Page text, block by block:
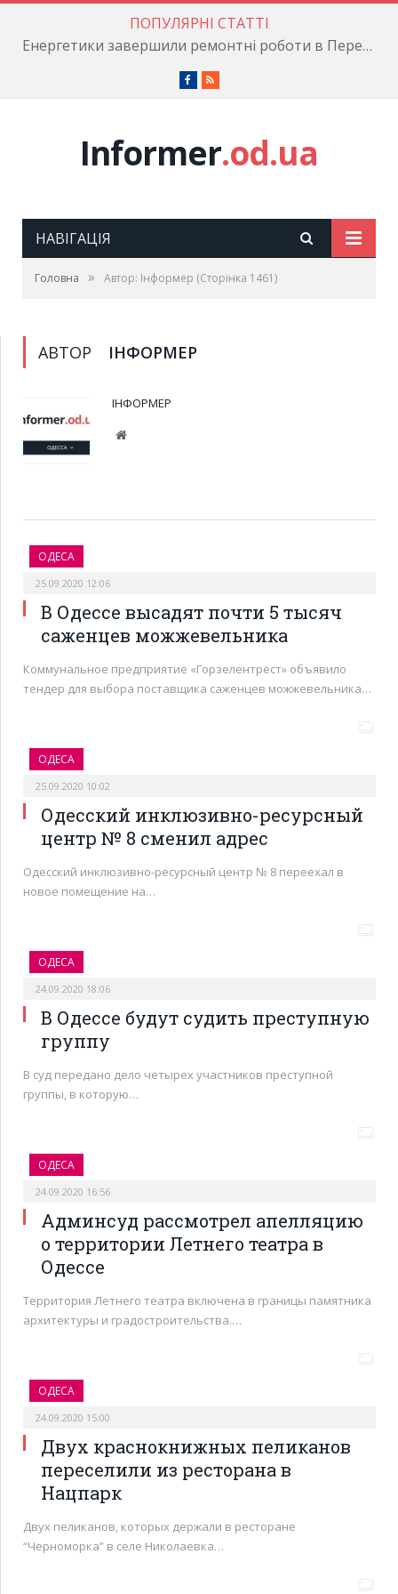
ПОПУЛЯРНІ СТАТТІ
Енергетики завершили ремонтні роботи в Пересипському районі
Facebook
RSS
Informer.od.ua
НАВІГАЦІЯ
Головна » Автор: Інформер (Сторінка 1461)
АВТОР ІНФОРМЕР
ІНФОРМЕР
Веб-
ОДЕСА
25.09.2020 12:06
В Одессе высадят почти 5 тысяч
саженцев можжевельника
Коммунальное предприятие «Горзелентрест» объявило
тендер для выбора поставщика саженцев можжевельника…
ОДЕСА
25.09.2020 10:02
Одесский инклюзивно-ресурсный
центр № 8 сменил адрес
Одесский инклюзивно-ресурсный центр № 8 переехал в
новое помещение на…
ОДЕСА
24.09.2020 18:06
В Одессе будут судить преступную
группу
В суд передано дело четырех участников преступной
группы, в которую…
ОДЕСА
24.09.2020 16:56
Админсуд рассмотрел апелляцию
о территории Летнего театра в
Одессе
Территория Летнего театра включена в границы памятника
архитектуры и градостроительства.…
ОДЕСА
24.09.2020 15:00
Двух краснокнижных пеликанов
переселили из ресторана в
Нацпарк
Двух пеликанов, которых держали в ресторане
“Черноморка” в селе Николаевка…